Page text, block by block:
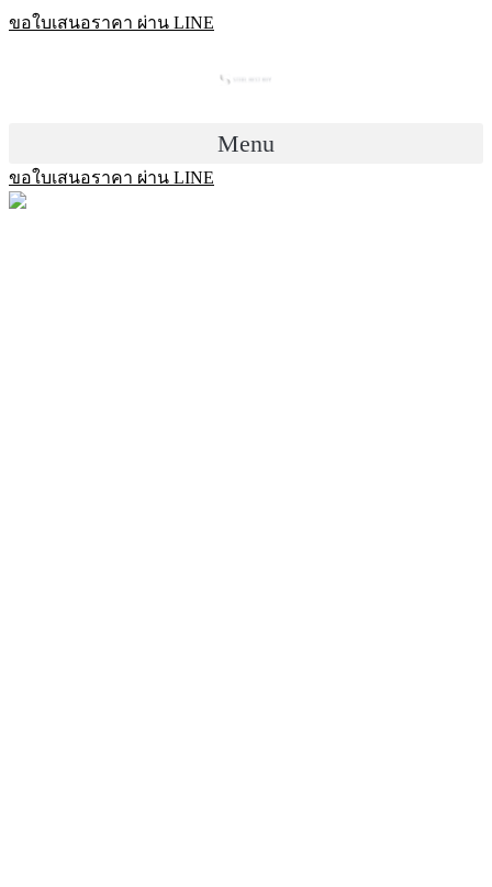
Skip
to
ขอใบเสนอราคา ผ่าน LINE
Menu
ขอใบเสนอราคา ผ่าน LINE